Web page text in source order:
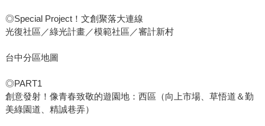
◎Special Project！文創聚落大連線
光復社區／綠光計畫／模範社區／審計新村
台中分區地圖
◎PART1
創意發射！像青春致敬的遊園地：西區（向上市場、草悟道＆勤
美綠園道、精誠巷弄）